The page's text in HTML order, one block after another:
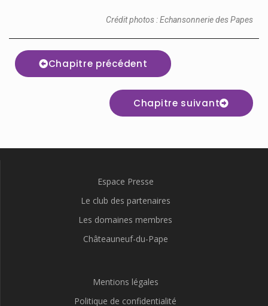
Crédit photos : Echansonnerie des Papes
Chapitre précédent
Chapitre suivant
Espace Presse
Le club des partenaires
Les domaines membres
Châteauneuf-du-Pape
Mentions légales
Politique de confidentialité